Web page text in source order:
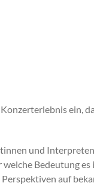
ein,
und
Bedeutung es
auf